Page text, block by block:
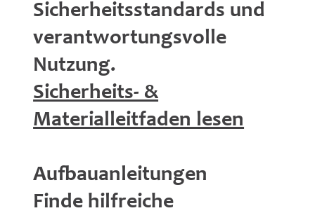
Sicherheitsstandards und
verantwortungsvolle
Nutzung.
Sicherheits- &
Materialleitfaden lesen
Aufbauanleitungen
Finde hilfreiche